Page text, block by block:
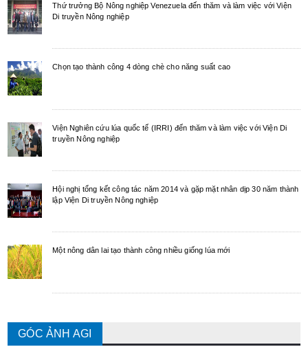
Thứ trưởng Bộ Nông nghiệp Venezuela đến thăm và làm việc với Viện
Di truyền Nông nghiệp
Chọn tạo thành công 4 dòng chè cho năng suất cao
Viện Nghiên cứu lúa quốc tế (IRRI) đến thăm và làm việc với Viện Di
truyền Nông nghiệp
Hội nghị tổng kết công tác năm 2014 và gặp mặt nhân dịp 30 năm thành
lập Viện Di truyền Nông nghiệp
Một nông dân lai tạo thành công nhiều giống lúa mới
GÓC ẢNH AGI